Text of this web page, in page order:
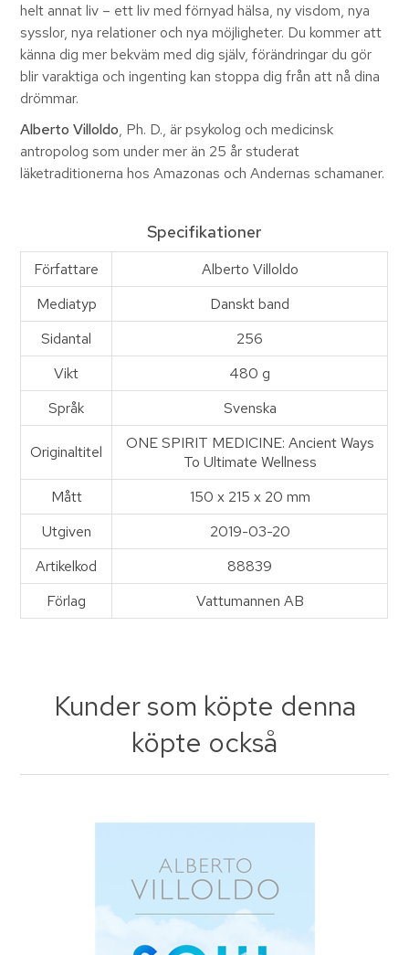
helt annat liv – ett liv med förnyad hälsa, ny visdom, nya
sysslor, nya relationer och nya möjligheter. Du kommer att
känna dig mer bekväm med dig själv, förändringar du gör
blir varaktiga och ingenting kan stoppa dig från att nå dina
drömmar.
Alberto Villoldo, Ph. D., är psykolog och medicinsk
antropolog som under mer än 25 år studerat
läketraditionerna hos Amazonas och Andernas schamaner.
Specifikationer
Författare
Alberto Villoldo
Mediatyp
Danskt band
Sidantal
256
Vikt
480 g
Språk
Svenska
Originaltitel
ONE SPIRIT MEDICINE: Ancient Ways
To Ultimate Wellness
Mått
150 x 215 x 20 mm
Utgiven
2019-03-20
Artikelkod
88839
Förlag
Vattumannen AB
Kunder som köpte denna
köpte också